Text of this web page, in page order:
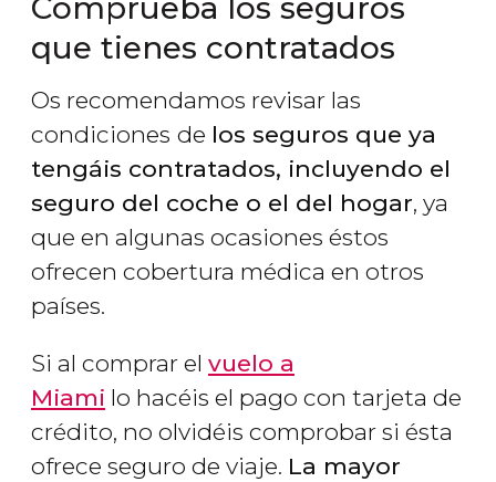
Comprueba los seguros
que tienes contratados
Os recomendamos revisar las
condiciones de los seguros que ya
tengáis contratados, incluyendo el
seguro del coche o el del hogar, ya
que en algunas ocasiones éstos
ofrecen cobertura médica en otros
países.
Si al comprar el vuelo a
Miami lo hacéis el pago con tarjeta de
crédito, no olvidéis comprobar si ésta
ofrece seguro de viaje. La mayor